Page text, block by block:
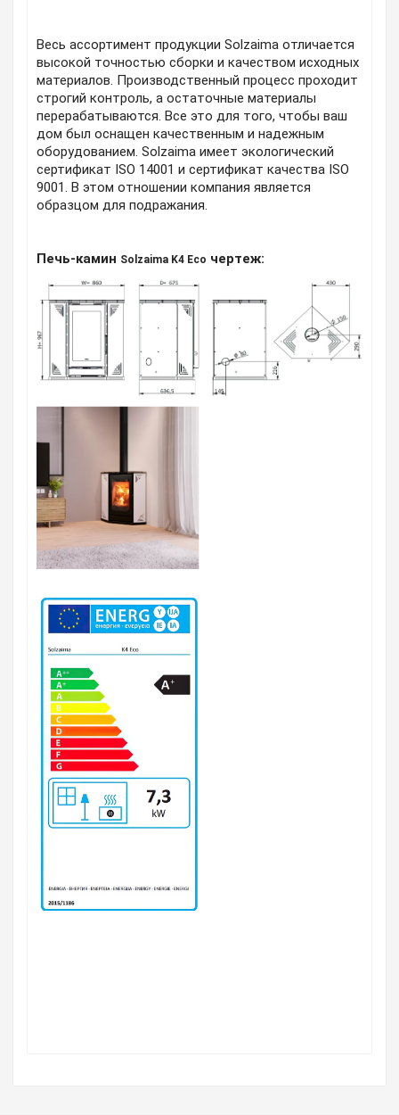
Весь ассортимент продукции Solzaima отличается
высокой точностью сборки и качеством исходных
материалов. Производственный процесс проходит
строгий контроль, а остаточные материалы
перерабатываются. Все это для того, чтобы ваш
дом был оснащен качественным и надежным
оборудованием. Solzaima имеет экологический
сертификат ISO 14001 и сертификат качества ISO
9001. В этом отношении компания является
образцом для подражания.
Печь-камин Solzaima K4 Eco чертеж: